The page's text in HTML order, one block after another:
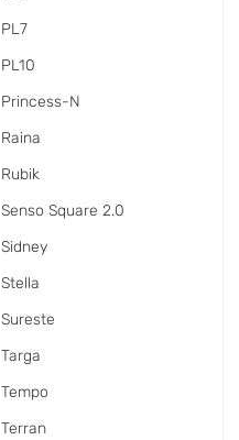
PL7
PL10
Princess-N
Raina
Rubik
Senso Square 2.0
Sidney
Stella
Sureste
Targa
Tempo
Terran